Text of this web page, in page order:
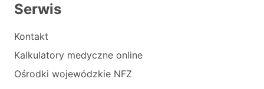
Serwis
Kontakt
Kalkulatory medyczne online
Ośrodki wojewódzkie NFZ